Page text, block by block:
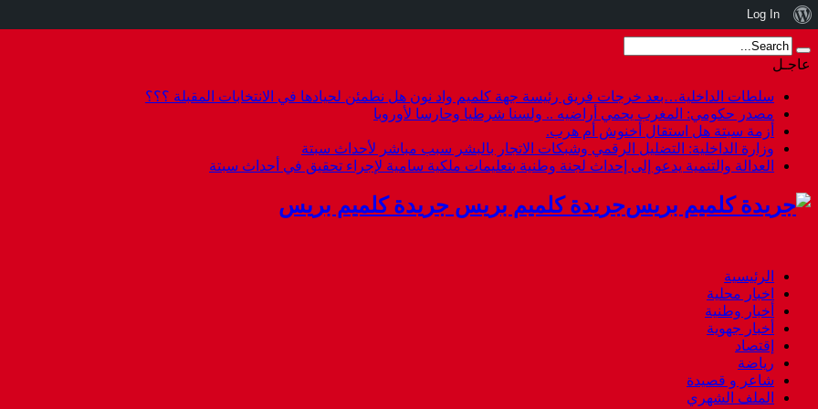
عاجـل
سلطات الداخلية…بعد خرجات فريق رئيسة جهة كلميم واد نون هل نطمئن لحيادها في الانتخابات المقبلة ؟؟؟
مصدر حكومي: المغرب يحمي أراضيه .. ولسنا شرطيا وحارسا لأوروبا
أزمة سبتة هل استقال أخنوش أم هرب.
وزارة الداخلية: التضليل الرقمي وشبكات الاتجار بالبشر سبب مباشر لأحداث سبتة
العدالة والتنمية يدعو إلى إحداث لجنة وطنية بتعليمات ملكية سامية لإجراء تحقيق في أحداث سبتة
جريدة كلميم بريس جريدة كلميم بريس
الرئيسية
اخبار محلية
أخبار وطنية
أخبار جهوية
إقتصاد
رياضة
شاعر و قصيدة
الملف الشهري
نبذة
عن
ووردبريس
Log In